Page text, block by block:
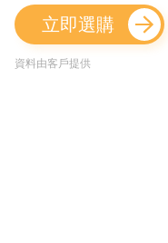
立即選購
資料由客戶提供